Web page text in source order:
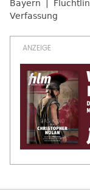
Bayern
Verfassung